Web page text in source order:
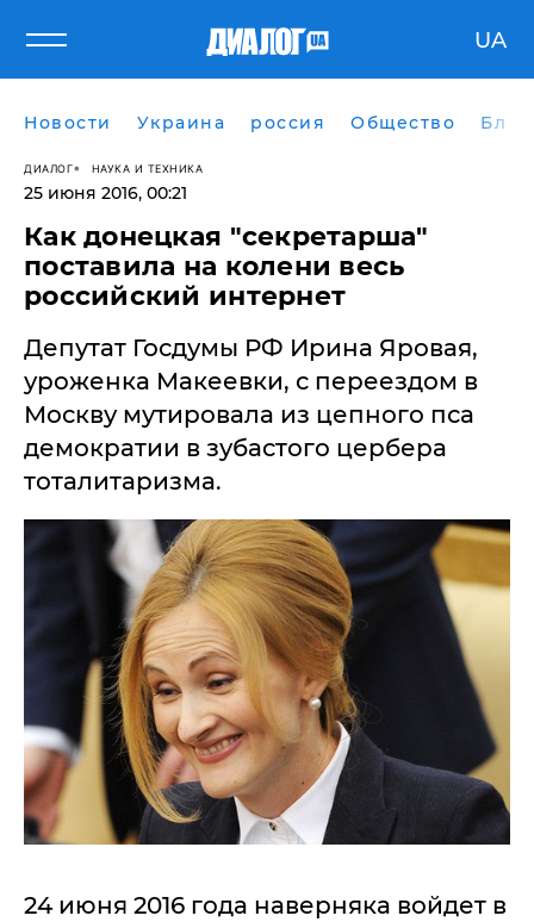
UA
Новости Украина россия Общество
ДИАЛОГ НАУКА И ТЕХНИКА
25 июня 2016, 00:21
Как донецкая "секретарша"
поставила на колени весь
российский интернет
Депутат Госдумы РФ Ирина Яровая,
уроженка Макеевки, с переездом в
Москву мутировала из цепного пса
демократии в зубастого цербера
тоталитаризма.
24 июня 2016 года наверняка войдет в